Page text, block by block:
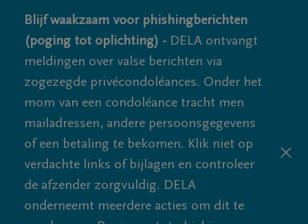
Blijf waakzaam voor phishingberichten
(poging tot oplichting) - DELA ontvangt
meldingen over valse berichten via
zogezegde privécondoléances. Onder het
mom van een condoléance tracht men
mailadressen, andere persoonsgegevens
of een betaling te bekomen. Klik niet op
verdachte links of bijlagen en controleer
de afzender zorgvuldig. DELA
onderneemt meerdere acties om dit te